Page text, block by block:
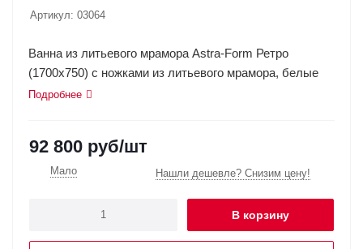
Артикул: 03064
Ванна из литьевого мрамора Astra-Form Ретро
(1700х750) с ножками из литьевого мрамора, белые
Подробнее
92 800 руб/шт
Мало Нашли дешевле? Снизим цену!
В корзину